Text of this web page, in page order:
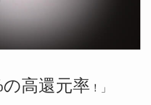
高還元率 ！」